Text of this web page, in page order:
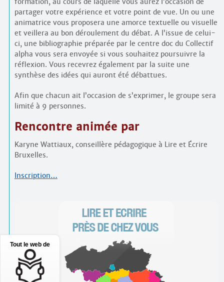
partager votre expérience et votre point de vue. Un ou une
animatrice vous proposera une amorce textuelle ou visuelle
et veillera au bon déroulement du débat. A l’issue de celui-
ci, une bibliographie préparée par le centre doc du Collectif
alpha vous sera envoyée si vous souhaitez poursuivre la
réflexion. Vous recevrez également par la suite une
synthèse des idées qui auront été débattues.
Afin que chacun ait l’occasion de s’exprimer, le groupe sera
limité à 9 personnes.
Rencontre animée par
Karyne Wattiaux, conseillère pédagogique à Lire et Écrire
Bruxelles.
Inscription…
Tout le web de